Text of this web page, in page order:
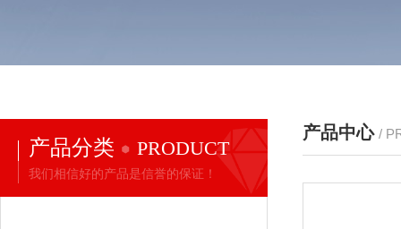
产品分类 PRODUCT
我们相信好的产品是信誉的保证！
产品中心 /